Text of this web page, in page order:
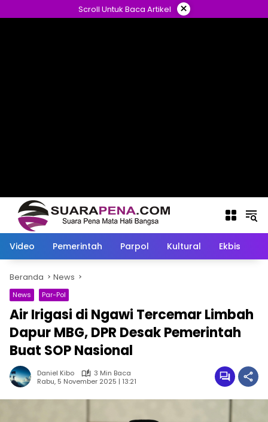
ke
Scroll Untuk Baca Artikel ×
Video Pemerintah Parpol Kultural Ekbis
Beranda News
News Par-Pol
Air Irigasi di Ngawi Tercemar Limbah
Dapur MBG, DPR Desak Pemerintah
Buat SOP Nasional
Daniel Kibo
3 Min Baca
Rabu, 5 November 2025 | 13:21